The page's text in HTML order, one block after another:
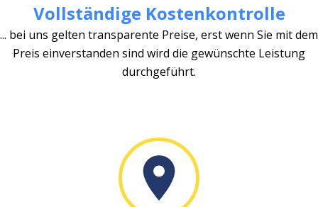
Vollständige Kostenkontrolle
... bei uns gelten transparente Preise, erst wenn Sie mit dem
Preis einverstanden sind wird die gewünschte Leistung
durchgeführt.